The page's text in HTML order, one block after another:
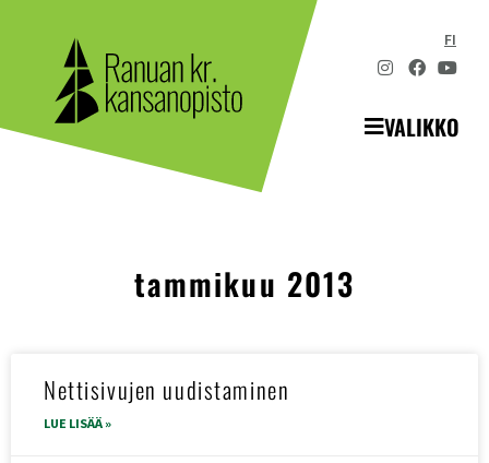
FI
VALIKKO
tammikuu 2013
Nettisivujen uudistaminen
LUE LISÄÄ »